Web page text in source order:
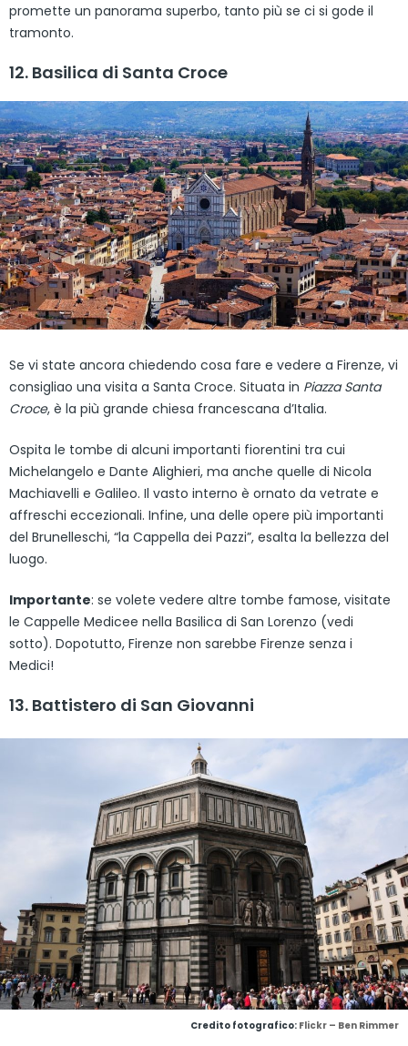
promette un panorama superbo, tanto più se ci si gode il
tramonto.
12. Basilica di Santa Croce
Se vi state ancora chiedendo cosa fare e vedere a Firenze, vi
consigliao una visita a Santa Croce. Situata in Piazza Santa
Croce, è la più grande chiesa francescana d’Italia.
Ospita le tombe di alcuni importanti fiorentini tra cui
Michelangelo e Dante Alighieri, ma anche quelle di Nicola
Machiavelli e Galileo. Il vasto interno è ornato da vetrate e
affreschi eccezionali. Infine, una delle opere più importanti
del Brunelleschi, “la Cappella dei Pazzi”, esalta la bellezza del
luogo.
Importante: se volete vedere altre tombe famose, visitate
le Cappelle Medicee nella Basilica di San Lorenzo (vedi
sotto). Dopotutto, Firenze non sarebbe Firenze senza i
Medici!
13. Battistero di San Giovanni
Credito fotografico: Flickr – Ben Rimmer